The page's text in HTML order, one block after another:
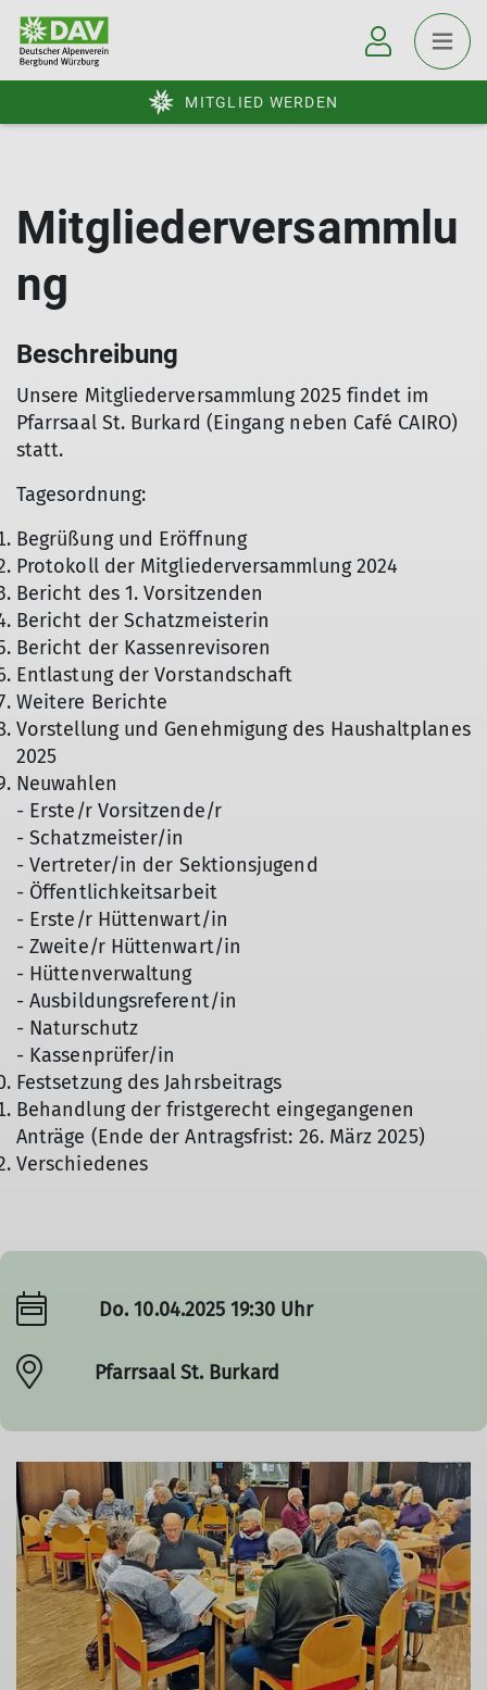
MITGLIED WERDEN
Mitgliederversammlu
ng
Beschreibung
Unsere Mitgliederversammlung 2025 findet im
Pfarrsaal St. Burkard (Eingang neben Café CAIRO)
statt.
Tagesordnung:
Begrüßung und Eröffnung
Protokoll der Mitgliederversammlung 2024
Bericht des 1. Vorsitzenden
Bericht der Schatzmeisterin
Bericht der Kassenrevisoren
Entlastung der Vorstandschaft
Weitere Berichte
Vorstellung und Genehmigung des Haushaltplanes
2025
Neuwahlen
- Erste/r Vorsitzende/r
- Schatzmeister/in
- Vertreter/in der Sektionsjugend
- Öffentlichkeitsarbeit
- Erste/r Hüttenwart/in
- Zweite/r Hüttenwart/in
- Hüttenverwaltung
- Ausbildungsreferent/in
- Naturschutz
- Kassenprüfer/in
Festsetzung des Jahrsbeitrags
Behandlung der fristgerecht eingegangenen
Anträge (Ende der Antragsfrist: 26. März 2025)
Verschiedenes
Do. 10.04.2025 19:30 Uhr
Pfarrsaal St. Burkard